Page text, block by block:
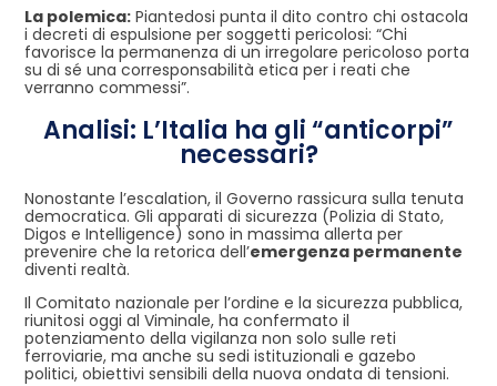
La polemica: Piantedosi punta il dito contro chi ostacola
i decreti di espulsione per soggetti pericolosi: “Chi
favorisce la permanenza di un irregolare pericoloso porta
su di sé una corresponsabilità etica per i reati che
verranno commessi”.
Analisi: L’Italia ha gli “anticorpi”
necessari?
Nonostante l’escalation, il Governo rassicura sulla tenuta
democratica. Gli apparati di sicurezza (Polizia di Stato,
Digos e Intelligence) sono in massima allerta per
prevenire che la retorica dell’emergenza permanente
diventi realtà.
Il Comitato nazionale per l’ordine e la sicurezza pubblica,
riunitosi oggi al Viminale, ha confermato il
potenziamento della vigilanza non solo sulle reti
ferroviarie, ma anche su sedi istituzionali e gazebo
politici, obiettivi sensibili della nuova ondata di tensioni.